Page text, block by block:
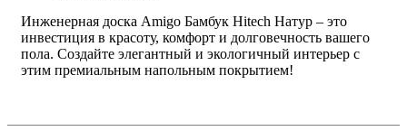
Инженерная доска Amigo Бамбук Hitech Натур – это
инвестиция в красоту, комфорт и долговечность вашего
пола. Создайте элегантный и экологичный интерьер с
этим премиальным напольным покрытием!